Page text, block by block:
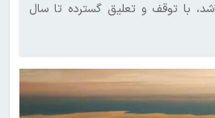
با توقف و تعلیق گسترده تا سال